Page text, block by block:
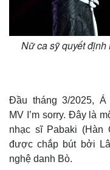
Nữ ca sỹ quyết
Đầu tháng 3/2025,
MV I’m sorry. Đây là
nhạc sĩ Pabaki (Hàn
được chắp bút bởi
nghệ danh Bò.